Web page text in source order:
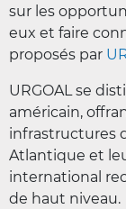
sur les
eux et faire
proposés par
URGOAL se
américain,
infrastructures
Atlantique et
international
de haut niveau.